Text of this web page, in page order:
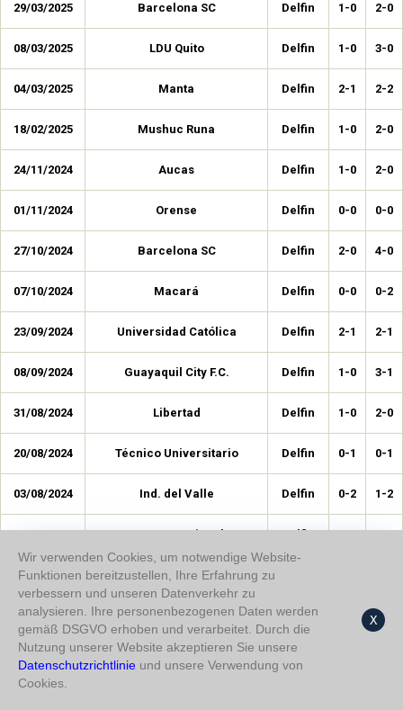
29/03/2025 Barcelona SC Delfin 1-0 2-0
08/03/2025 LDU Quito Delfin 1-0 3-0
04/03/2025 Manta Delfin 2-1 2-2
18/02/2025 Mushuc Runa Delfin 1-0 2-0
24/11/2024 Aucas Delfin 1-0 2-0
01/11/2024 Orense Delfin 0-0 0-0
27/10/2024 Barcelona SC Delfin 2-0 4-0
07/10/2024 Macará Delfin 0-0 0-2
23/09/2024 Universidad Católica Delfin 2-1 2-1
08/09/2024 Guayaquil City F.C. Delfin 1-0 3-1
31/08/2024 Libertad Delfin 1-0 2-0
20/08/2024 Técnico Universitario Delfin 0-1 0-1
03/08/2024 Ind. del Valle Delfin 0-2 1-2
09/06/2024 SC Internacional Delfin 0-0 1-0
01/06/2024 Cumbayá
19/05/2024 Mushuc Runa Delfin 5-0
09/05/2024 Belgrano Delfin
Wir verwenden Cookies, um notwendige Website-
Funktionen bereitzustellen, Ihre Erfahrung zu
verbessern und unseren Datenverkehr zu
analysieren. Ihre personenbezogenen Daten werden
gemäß DSGVO erhoben und verarbeitet. Durch die
Nutzung unserer Website akzeptieren Sie unsere
Datenschutzrichtlinie und unsere Verwendung von
Cookies.
X